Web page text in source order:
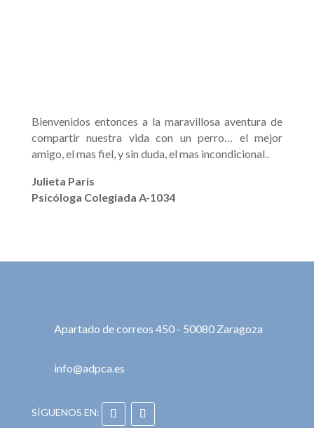
Bienvenidos entonces a la maravillosa aventura de
compartir nuestra vida con un perro… el mejor
amigo, el mas fiel, y sin duda, el mas incondicional..
Julieta Paris
Psicóloga Colegiada A-1034
Apartado de correos 450 - 50080 Zaragoza
info@adpca.es